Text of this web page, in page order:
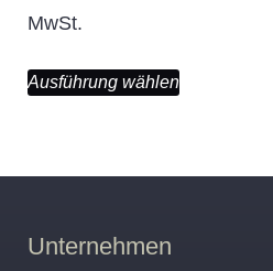
MwSt.
Ausführung wählen
Unternehmen